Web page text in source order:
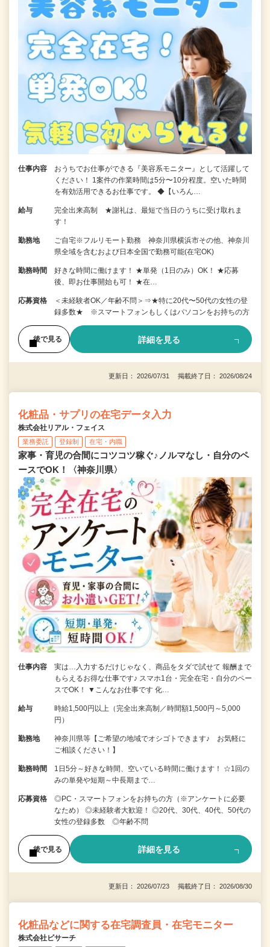
仕事内容
おうちでお仕事ができる『美容系モニター』として活躍して
ください！ 1案件の作業時間は5分〜10分程度。空いた時間
を有効活用できるお仕事です。 ◆【いろん…
給与
完全出来高制 ★謝礼は、最短で当日のうちに受け取れま
す！
勤務地
ご自宅※フルリモート勤務 神奈川県横浜市その他、神奈川
県全域を含むおよび日本全国で勤務可能(在宅OK)
勤務時間
好きな時間に働けます！ ★単発（1日のみ）OK！ ★応募
後、即お仕事開始も可！ ★在…
応募資格
＜未経験者OK／年齢不問＞⇒★特に20代〜50代の女性の登
録多数★ ※スマートフォンもしくはパソコンをお持ちの方
後で見る 詳細を見る
更新日： 2026/07/31 掲載終了日： 2026/08/24
化粧品・サプリの在宅データ入力
株式会社リアル・フェイス
業務委託 登録制 在宅・内職
家事・育児の合間にコツコツ稼ぐ♪ノルマなし・自分のペ
ースでOK！〈神奈川県〉
仕事内容
実は…入力するだけじゃなく、商品をタダで試せて 報酬まで
もらえるお得な仕事です♪ スマホ1台・完全在宅・自分のペー
スでOK！ ▼こんなお仕事です 化…
給与
時給1,500円以上（完全出来高制／時間額1,500円～5,000
円）
勤務地
神奈川県等【ご希望の地域でオシゴトできます♪ お気軽に
ご相談ください！】
勤務時間
1日5分～好きな時間、空いている時間に働けます！ ☆1回の
みの単発や短期～中長期まで…
応募資格
◎PC・スマートフォンをお持ちの方（※アンケートに必要
なため） ◎未経験者大歓迎！ ◎20代、30代、40代、50代の
女性の登録多数 ◎年齢不問
後で見る 詳細を見る
更新日： 2026/07/23 掲載終了日： 2026/08/30
化粧品などに関する在宅調査員・在宅モニター
株式会社ビサーチ